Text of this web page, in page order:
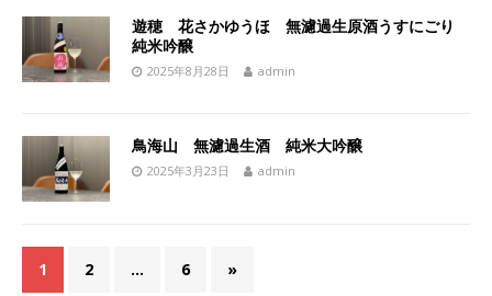
遊穂 花さかゆうほ 無濾過生原酒うすにごり
純米吟醸
2025年8月28日 admin
鳥海山 無濾過生酒 純米大吟醸
2025年3月23日 admin
1 2 … 6 »